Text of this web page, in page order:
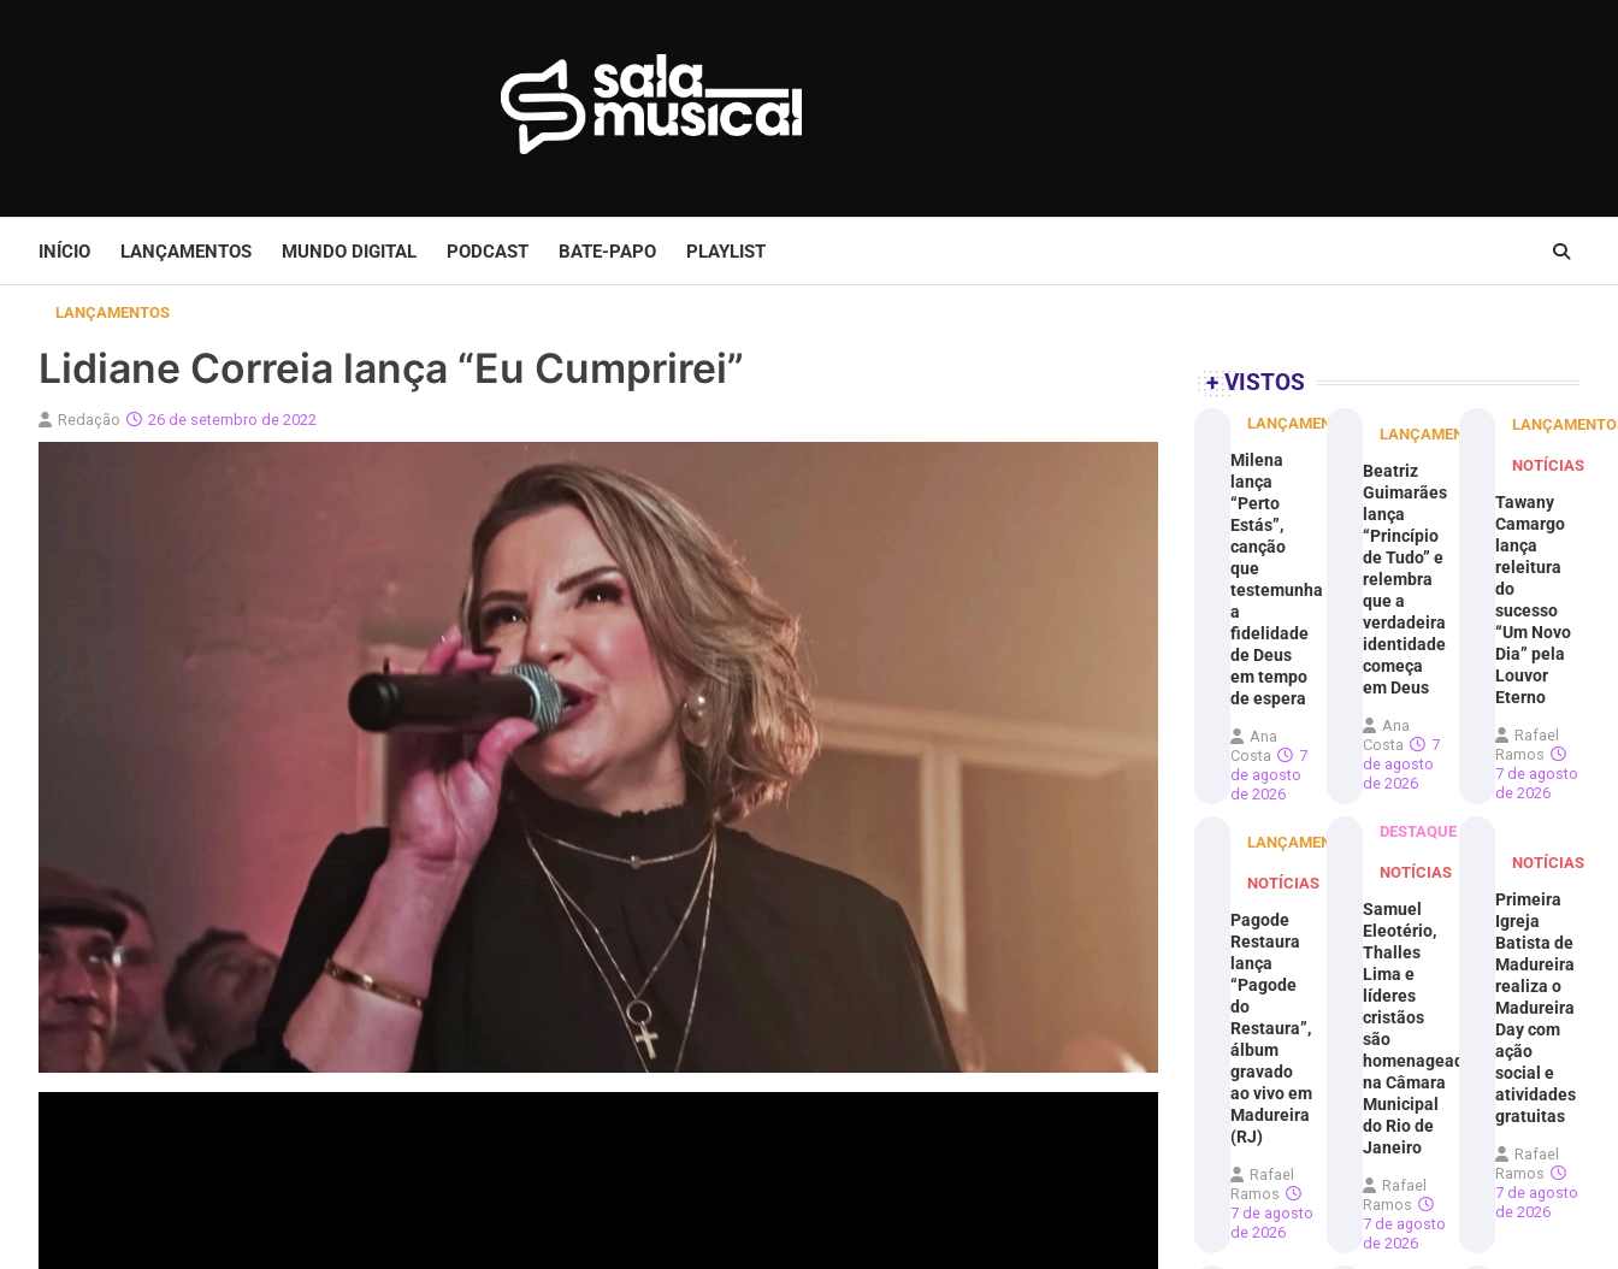
INÍCIO LANÇAMENTOS MUNDO DIGITAL PODCAST BATE-PAPO PLAYLIST
LANÇAMENTOS
Lidiane Correia lança “Eu Cumprirei”
Redação 26 de setembro de 2022
+ VISTOS
LANÇAMENTOS
Milena
lança
“Perto
Estás”,
canção
que
testemunha
a
fidelidade
de Deus
em tempo
de espera
Ana
Costa
7
de agosto
de 2026
LANÇAMENTOS
Beatriz
Guimarães
lança
“Princípio
de Tudo” e
relembra
que a
verdadeira
identidade
começa
em Deus
Ana
Costa
7
de agosto
de 2026
NOTÍCIAS
Tawany
Camargo
lança
releitura
do
sucesso
“Um Novo
Dia” pela
Louvor
Eterno
Rafael
Ramos
7 de agosto
de 2026
LANÇAMENTOS
NOTÍCIAS
Pagode
Restaura
lança
“Pagode
do
Restaura”,
álbum
gravado
ao vivo em
Madureira
(RJ)
Rafael
Ramos
7 de agosto
de 2026
DESTAQUE
NOTÍCIAS
Samuel
Eleotério,
Thalles
Lima e
líderes
cristãos
são
homenageados
na Câmara
Municipal
do Rio de
Janeiro
Rafael
Ramos
7 de agosto
de 2026
NOTÍCIAS
Primeira
Igreja
Batista de
Madureira
realiza o
Madureira
Day com
ação
social e
atividades
gratuitas
Rafael
Ramos
7 de agosto
de 2026